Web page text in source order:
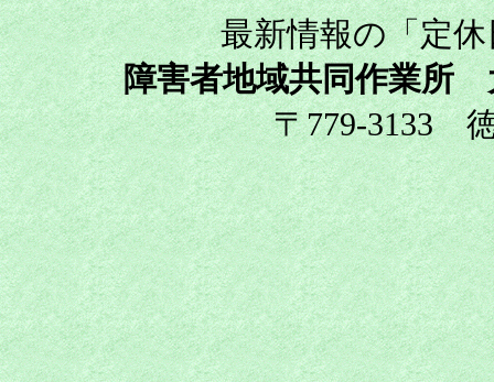
最新情報の「定
障害者地域共同作業所
〒779-3133